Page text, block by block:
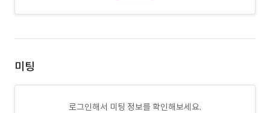
미팅
로그인해서 미팅 정보를 확인해보세요.